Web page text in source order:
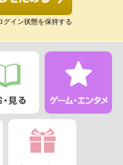
グイン状態を保持する